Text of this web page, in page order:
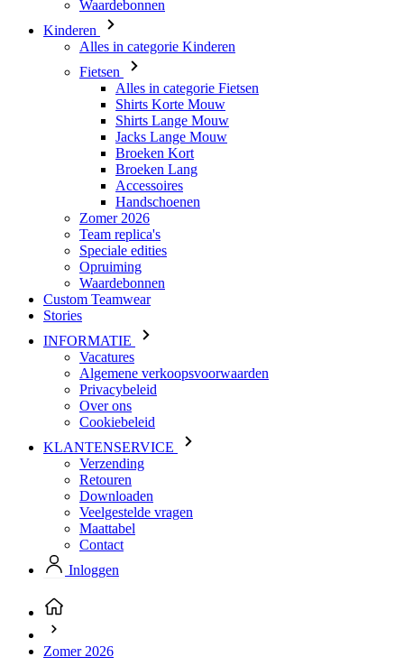
Waardebonnen
Kinderen
Alles in categorie Kinderen
Fietsen
Alles in categorie Fietsen
Shirts Korte Mouw
Shirts Lange Mouw
Jacks Lange Mouw
Broeken Kort
Broeken Lang
Accessoires
Handschoenen
Zomer 2026
Team replica's
Speciale edities
Opruiming
Waardebonnen
Custom Teamwear
Stories
INFORMATIE
Vacatures
Algemene verkoopsvoorwaarden
Privacybeleid
Over ons
Cookiebeleid
KLANTENSERVICE
Verzending
Retouren
Downloaden
Veelgestelde vragen
Maattabel
Contact
Inloggen
Zomer 2026